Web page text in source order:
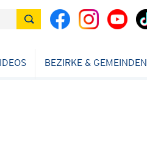
BEZIRKE & GEMEINDEN